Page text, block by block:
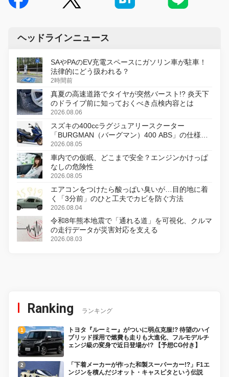
ヘッドラインニュース
SAやPAのEV充電スペースにガソリン車が駐車！
法律的にどう扱われる？
2時間前
真夏の高速道路でタイヤが突然バースト!? 炎天下
のドライブ前に知っておくべき点検内容とは
2026.08.06
スズキの400ccラグジュアリースクーター
「BURGMAN（バーグマン）400 ABS」の仕様を
変更し、8月18日に発売
2026.08.05
車内での仮眠、どこまで安全？エンジンかけっぱ
なしの危険性
2026.08.05
エアコンをつけたら酸っぱい臭いが…目的地に着
く「3分前」のひと工夫でカビを防ぐ方法
2026.08.04
令和8年熊本地震で「通れる道」を可視化、クルマ
の走行データが災害対応を支える
2026.08.03
Ranking ランキング
トヨタ『ルーミー』がついに弱点克服!? 待望のハイ
ブリッド採用で燃費も走りも大進化、フルモデルチ
ェンジ級の変身で近日登場か!? 【予想CG付き】
「下着メーカーが作った和製スーパーカー!?」F1エ
ンジンを積んだジオット・キャスピタという伝説